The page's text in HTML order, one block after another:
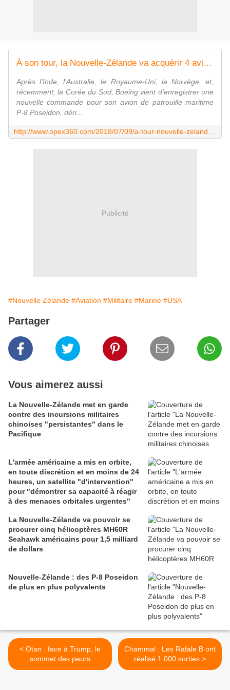
À son tour, la Nouvelle-Zélande va acquérir 4 avions de patrouille maritime P-8 Poseidon auprès de Boeing
Après l'Inde, l'Australie, le Royaume-Uni, la Norvège, et,
récemment, la Corée du Sud, Boeing vient d'enregistrer une
nouvelle commande pour son avion de patrouille maritime
P-8 Poseidon, déri...
Publicité
#Nouvelle Zélande #Aviation #Militaire #Marine #USA
Partager
Vous aimerez aussi
La Nouvelle-Zélande met en garde
contre des incursions militaires
chinoises "persistantes" dans le
Pacifique
L'armée américaine a mis en orbite,
en toute discrétion et en moins de 24
heures, un satellite "d'intervention"
pour "démontrer sa capacité à réagir
à des menaces orbitales urgentes"
La Nouvelle-Zélande va pouvoir se
procurer cinq hélicoptères MH60R
Seahawk américains pour 1,5 milliard
de dollars
Nouvelle-Zélande : des P-8 Poseidon
de plus en plus polyvalents
< Otan : face à Trump, le
sommet des peurs
européennes
Chammal : Les Rafale B ont
réalisé 1 000 sorties >